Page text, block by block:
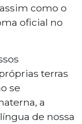
como o
oficial no
terras
se
a
de nossa